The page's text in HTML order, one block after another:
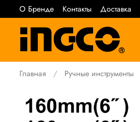
О Бренде Контакты Доставка
Главная Ручные инструменты